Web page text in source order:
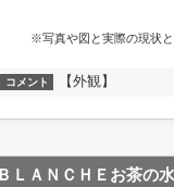
※写真や図と実際の現状
コメント 【外観】
ＢＬＡＮＣＨＥお茶の水